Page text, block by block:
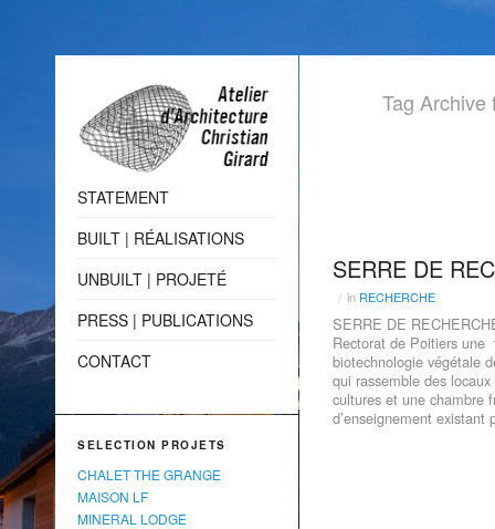
Tag Archive
SERRE DE
/ in RECHERCHE
SERRE DE
Rectorat de Poitiers une
biotechnologie végétale
qui rassemble des
cultures et une chambre
d’enseignement
STATEMENT
BUILT | RÉALISATIONS
UNBUILT | PROJETÉ
PRESS | PUBLICATIONS
CONTACT
SELECTION PROJETS
CHALET THE GRANGE
MAISON LF
MINERAL LODGE